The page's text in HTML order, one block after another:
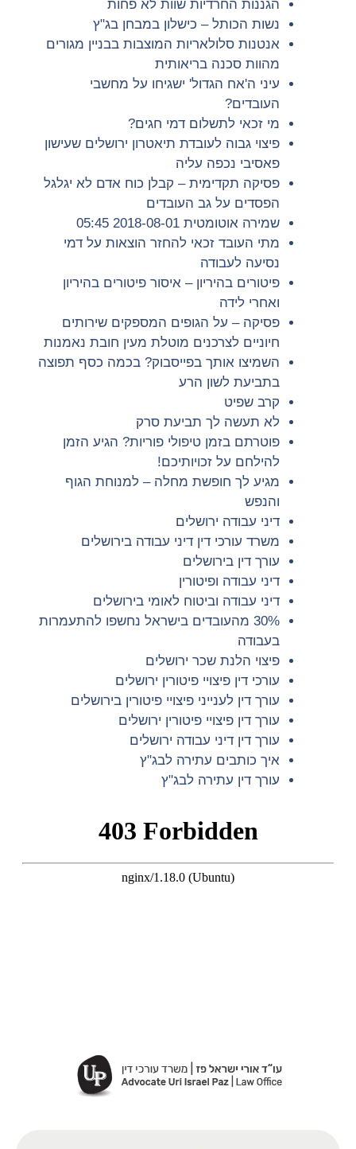
הגננות החרדיות שוות לא פחות
נשות הכותל – כישלון במבחן בג"ץ
אנטנות סלולאריות המוצבות בבניין מגורים
מהוות סכנה בריאותית
עיני ה'אח הגדול' ישגיחו על מחשבי
העובדים?
מי זכאי לתשלום דמי חגים?
פיצוי גבוה לעובדת תיאטרון ירושלים שעישון
פאסיבי נכפה עליה
פסיקה תקדימית – קבלן כוח אדם לא יגלגל
הפסדים על גב העובדים
שמירה אוטומטית 2018-08-01 05:45
מתי העובד זכאי להחזר הוצאות על דמי
נסיעה לעבודה
פיטורים בהיריון – איסור פיטורים בהיריון
ואחרי לידה
פסיקה – על הגופים המספקים שירותים
חיוניים לצרכנים מוטלת מעין חובת נאמנות
השמיצו אותך בפייסבוק? בכמה כסף תפוצה
בתביעת לשון הרע
קרב שפיט
לא תעשה לך תביעת סרק
פוטרתם בזמן טיפולי פוריות? הגיע הזמן
להילחם על זכויותיכם!
מגיע לך חופשת מחלה – למנוחת הגוף
והנפש
דיני עבודה ירושלים
משרד עורכי דין דיני עבודה בירושלים
עורך דין בירושלים
דיני עבודה ופיטורין
דיני עבודה וביטוח לאומי בירושלים
30% מהעובדים בישראל נחשפו להתעמרות
בעבודה
פיצוי הלנת שכר ירושלים
עורכי דין פיצויי פיטורין ירושלים
עורך דין לענייני פיצויי פיטורין בירושלים
עורך דין פיצויי פיטורין ירושלים
עורך דין דיני עבודה ירושלים
איך כותבים עתירה לבג"ץ
עורך דין עתירה לבג"ץ